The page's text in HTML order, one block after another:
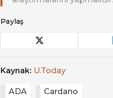
Paylaş
Kaynak: U.Today
ADA Cardano